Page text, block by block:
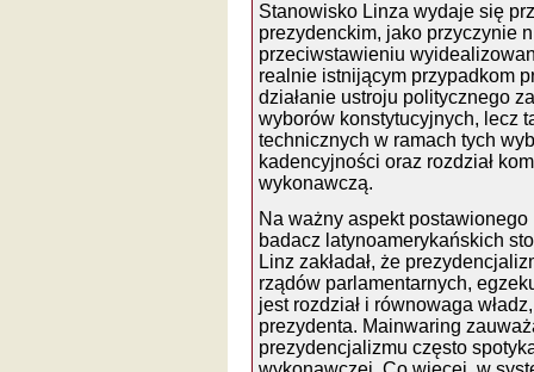
Stanowisko Linza wydaje się
prezydenckim, jako przyczynie
przeciwstawieniu
realnie istnijącym przypadkom
działanie ustroju politycznego
wyborów konstytucyjnych, lecz
technicznych w ramach tych
kadencyjności oraz rozdział
wykonawczą.
Na ważny aspekt
badacz latynoamerykańskich
Linz zakładał, że
rządów parlamentarnych,
jest rozdział i równowaga
prezydenta. Mainwaring
prezydencjalizmu często